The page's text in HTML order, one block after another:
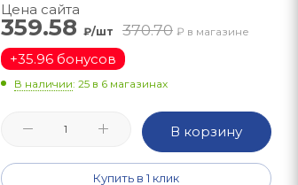
Цена сайта
359.58 ₽/шт 370.70 ₽ в магазине
+35.96 бонусов
В наличии: 25 в 6 магазинах
В корзину
Купить в 1 клик